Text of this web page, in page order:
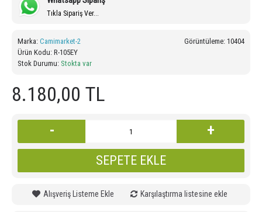
Tıkla Sipariş Ver...
Görüntüleme: 10404
Marka: Camimarket-2
Ürün Kodu: R-105EY
Stok Durumu: Stokta var
8.180,00 TL
- +
SEPETE EKLE
Alışveriş Listeme Ekle Karşılaştırma listesine ekle